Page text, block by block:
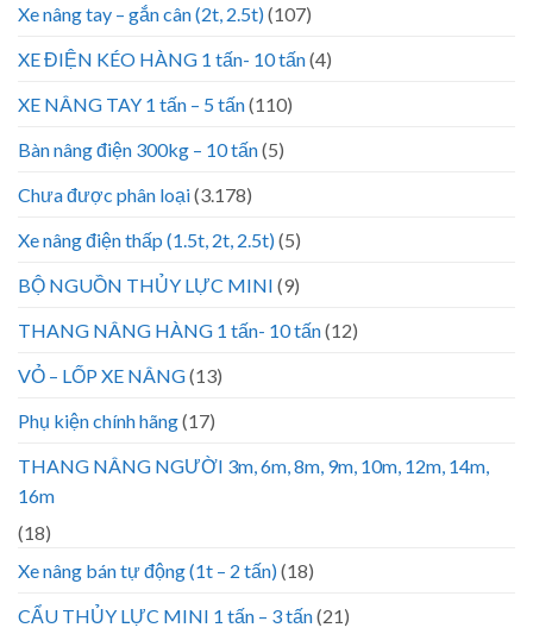
Xe nâng tay – gắn cân (2t, 2.5t)(107)
XE ĐIỆN KÉO HÀNG 1 tấn- 10 tấn(4)
XE NÂNG TAY 1 tấn – 5 tấn(110)
Bàn nâng điện 300kg – 10 tấn(5)
Chưa được phân loại(3.178)
Xe nâng điện thấp (1.5t, 2t, 2.5t)(5)
BỘ NGUỒN THỦY LỰC MINI (9)
THANG NÂNG HÀNG 1 tấn- 10 tấn(12)
VỎ – LỐP XE NÂNG(13)
Phụ kiện chính hãng(17)
THANG NÂNG NGƯỜI 3m, 6m, 8m, 9m, 10m, 12m, 14m,
16m
(18)
Xe nâng bán tự động (1t – 2 tấn)(18)
CẨU THỦY LỰC MINI 1 tấn – 3 tấn(21)